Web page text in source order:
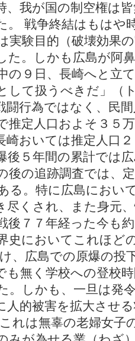
、我が国の制空権は
。 戦争終結はもはや
実験目的（破壊効果
た。しかも広島が阿
の９日、長崎へと立
して扱うべきだ」（
闘行為ではなく、民
推定人口およそ３５
崎おいては推定人口
後５年間の累計では
後の追跡調査では、
る。特に広島におい
尽くされ、また身元
後７７年経った今も
史においてこれほど
、広島での原爆の投
も無く学校への登校
。しかも、一旦は発
人的被害を拡大させ
れは無辜の老婦女子